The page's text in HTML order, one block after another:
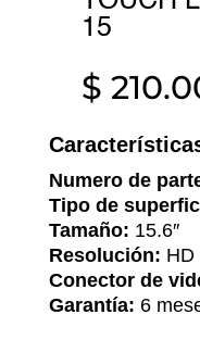
15
$
Numero de
Tipo de
Tamaño: 15.6″
Resolución: HD
Conector de
Garantía: 6